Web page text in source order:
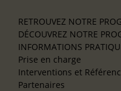
RETROUVEZ NOTRE
DÉCOUVREZ NOTRE
INFORMATIONS
Prise en charge
Interventions et
Partenaires